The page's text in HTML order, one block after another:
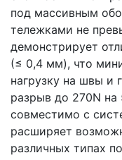
под массивным
тележками не
демонстрирует
(≤ 0,4 мм), что
нагрузку на швы и
разрыв до 270N
совместимо с
расширяет
различных типах